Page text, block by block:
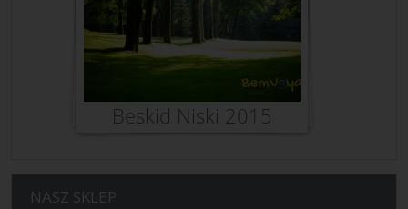
NASZ SKLEP